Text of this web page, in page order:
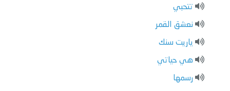
تتحبي
نعشق القمر
ياريت سنك
هي حياتي
رسمها